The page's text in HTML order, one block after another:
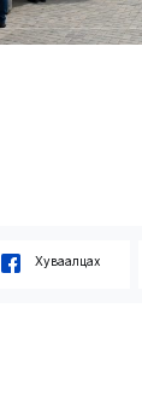
Хуваалцах